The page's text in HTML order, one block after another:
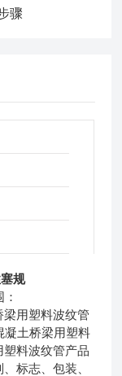
骤
规
用塑料波纹管
凝土桥梁用塑料
料波纹管产品
标志、包装、